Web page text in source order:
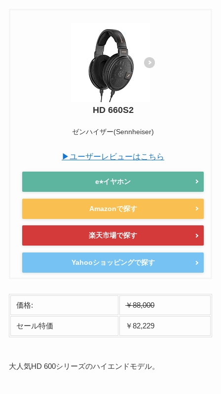
HD 660S2
ゼンハイザー(Sennheiser)
▶ユーザーレビューはこちら
e⭐︎イヤホン
Amazonで探す
楽天市場で探す
Yahooショッピングで探す
価格: ￥88,000
セール特価 ￥82,229
大人気HD 600シリーズのハイエンドモデル。